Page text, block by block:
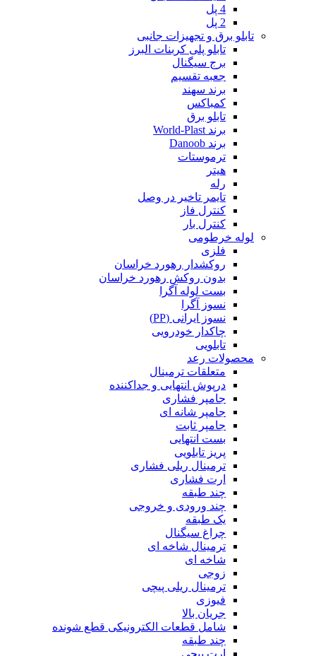
4 پل
2 پل
تابلو برق و تجهیزات جانبی
تابلو پلی کربنات البرز
برج سیگنال
جعبه تقسیم
برند سهند
کمباکس
تابلو برق
برند World-Plast
برند Danoob
ترموستات
هیتر
رله
تایمر تاخیر در وصل
کنترل فاز
کنترل بار
لوله خرطومی
فلزی
روکشدار رهورد خراسان
بدون روکش رهورد خراسان
بست لوله آگرا
نسوز آگرا
نسوز ایرانی (PP)
چاکدار خودرویی
تابلویی
محصولات رعد
متعلقات ترمینال
درپوش انتهایی و جداکننده
جامپر فشاری
جامپر شانه ای
جامپر ثابت
بست انتهایی
پریز تابلویی
ترمینال ریلی فشاری
ارت فشاری
چند طبقه
چند ورودی و خروجی
یک طبقه
چراغ سیگنال
ترمینال شاخه ای
شاخه ای
زوجی
ترمینال ریلی پیچی
فیوزی
جریان بالا
شامل قطعات الکترونیکی قطع شونده
چند طبقه